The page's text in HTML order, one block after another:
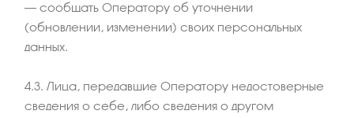
– сообщать Оператору об уточнении
(обновлении, изменении) своих персональных
данных.
4.3. Лица, передавшие Оператору недостоверные
сведения о себе, либо сведения о другом